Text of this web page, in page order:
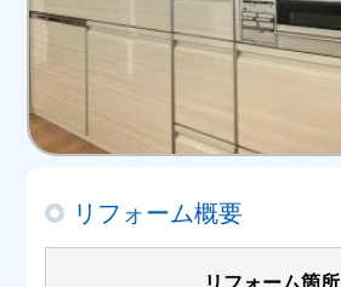
リフォーム概要
リフォーム箇所